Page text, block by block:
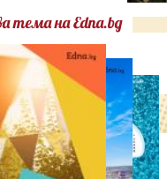
тема на Edna.bg